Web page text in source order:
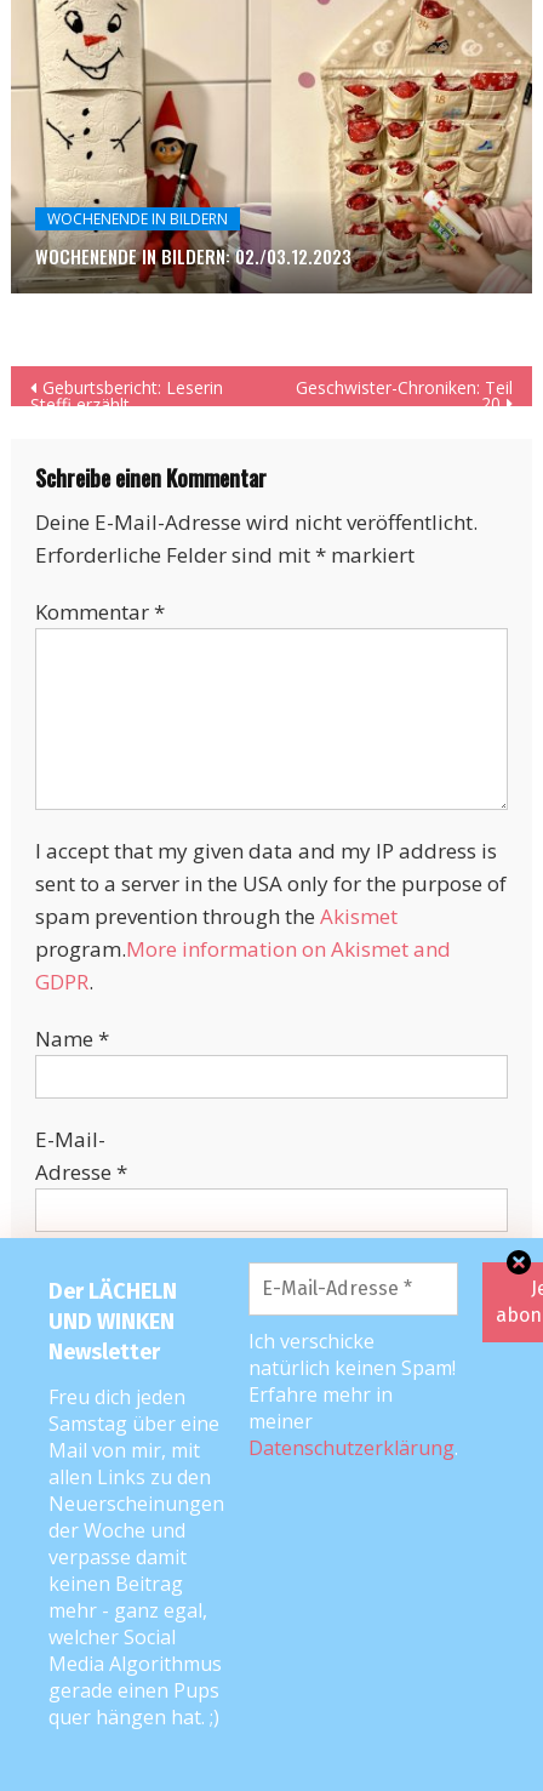
Der LÄCHELN
UND WINKEN
Newsletter
Freu dich jeden
Samstag über eine
Mail von mir, mit
allen Links zu den
Neuerscheinungen
der Woche und
verpasse damit
keinen Beitrag
mehr - ganz egal,
welcher Social
Media Algorithmus
gerade einen Pups
quer hängen hat. ;)
Ich verschicke
natürlich keinen Spam!
Erfahre mehr in
meiner
Datenschutzerklärung.
WOCHENENDE IN BILDERN
WOCHENENDE IN BILDERN: 02./03.12.2023
Beitragsnavigation
Geburtsbericht: Leserin
Steffi erzählt
Geschwister-Chroniken: Teil
20
Schreibe einen Kommentar
Deine E-Mail-Adresse wird nicht veröffentlicht.
Erforderliche Felder sind mit*markiert
Kommentar*
I accept that my given data and my IP address is
sent to a server in the USA only for the purpose of
spam prevention through the Akismet
program.More information on Akismet and
GDPR.
Name *
E-Mail-
Adresse *
Website
Nutzung
dieses
Formulars
erklärst du
dich mit der
Datenschutzbelehrung
und
Verarbeitung
deiner Daten
durch diese
Website